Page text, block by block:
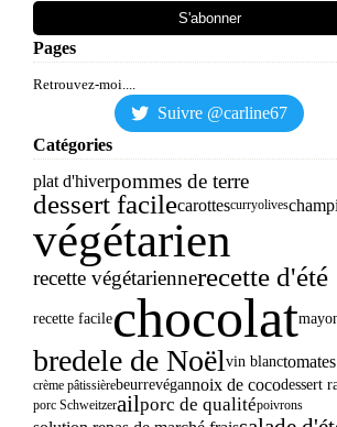
Pages
Retrouvez-moi....
Suivre @carline67
Catégories
plat d'hiverpommes de terre
dessert facilecarottescurryolives
végétarien
recette végétariennerecette d'été
recette facilechocolat
bredele de Noël vin blanctomates
crème pâtissièrebeurrevégannoix de cocodessert
porc Schweitzerailporc de qualitépoivrons